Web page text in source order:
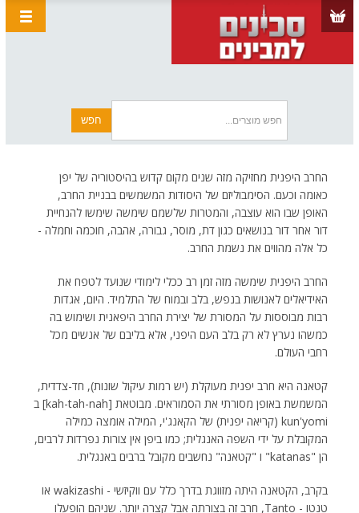
החרב היפנית מחזיקה מזה שנים מקום קדוש בהיסטוריה של יפן
כאומה וכעם. הסימבוליזם של היסודות המשמשים בבניית החרב,
האופן שבו הוא עוצבה, והמטרות שלשמם שימשה שימשו להנחיית
דור אחר דור בנושאים כגון דת, מוסר, גבורה, אהבה, חוכמה וחמלה -
כל אלה מהווים את נשמת החרב.
החרב היפנית שימשה מזה זמן רב ככלי לימודי שנועד לטפח את
האידיאלים לאנושות בנפש, בלב ובמוח של התלמיד. היום, אגדות
רבות מבוססות על המסורת של יצירת החרב היפאנית ושימוש בה
כמשהו נערץ לא רק בלב העם היפני, אלא בליבם של אנשים מכל
רחבי העולם.
קטאנה היא חרב יפנית מעוקלת (יש רמות עיקול שונות), חד-צדדית,
המשמשת באופן מסורתי את הסמוראים. מבוטאת [kah-tah-nah] ב
kun'yomi (קריאה יפנית) של הקאנג'י, המילה אומצה כמילה
המקובלת על ידי השפה האנגלית; כמו ביפן אין צורות נפרדות לרבים,
הן "katanas" ו "קטאנה" נחשבים מקובל ברבים באנגלית.
בקרב, הקטאנה היתה מזווגת בדרך כלל עם ווקיזשי - wakizashi או
טנטו - Tanto, חרב זה בצורתה אבל קצרה יותר. שניהם הופעלו